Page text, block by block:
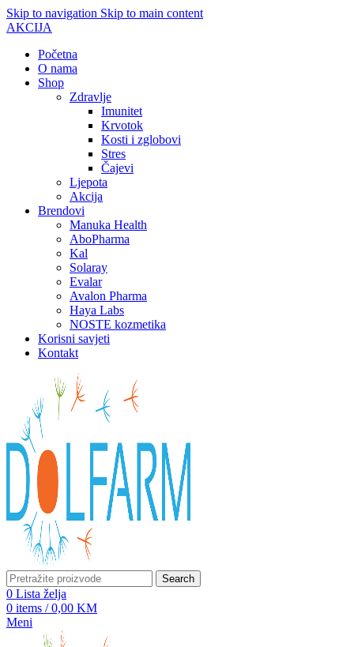
Skip to navigation Skip to main content
AKCIJA
Početna
O nama
Shop
Zdravlje
Imunitet
Krvotok
Kosti i zglobovi
Stres
Čajevi
Ljepota
Akcija
Brendovi
Manuka Health
AboPharma
Kal
Solaray
Evalar
Avalon Pharma
Haya Labs
NOSTE kozmetika
Korisni savjeti
Kontakt
Search
0 Lista želja
0 items / 0,00 KM
Meni